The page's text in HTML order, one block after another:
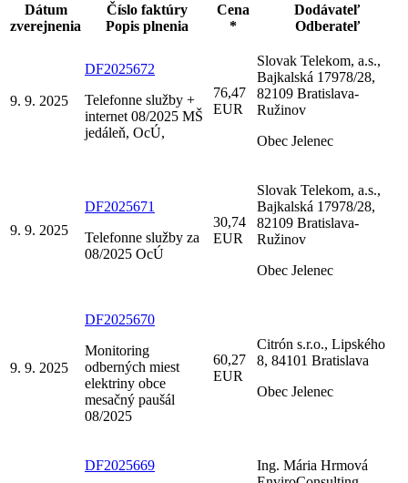
Dátum
zverejnenia
Číslo faktúry
Popis plnenia
Cena
*
Dodávateľ
Odberateľ
9. 9. 2025
DF2025672
Telefonne služby +
internet 08/2025 MŠ
jedáleň, OcÚ,
76,47
EUR
Slovak Telekom, a.s.,
Bajkalská 17978/28,
82109 Bratislava-
Ružinov
Obec Jelenec
9. 9. 2025
DF2025671
Telefonne služby za
08/2025 OcÚ
30,74
EUR
Slovak Telekom, a.s.,
Bajkalská 17978/28,
82109 Bratislava-
Ružinov
Obec Jelenec
9. 9. 2025
DF2025670
Monitoring
odberných miest
elektriny obce
mesačný paušál
08/2025
60,27
EUR
Citrón s.r.o., Lipského
8, 84101 Bratislava
Obec Jelenec
DF2025669
Ing. Mária Hrmová